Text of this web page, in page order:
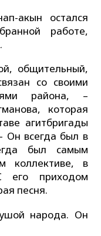
акын остался
работе,
общительный,
со своими
района, –
которая
агитбригады
Он всегда был в
был самым
коллективе, в
его приходом
песня.
народа. Он